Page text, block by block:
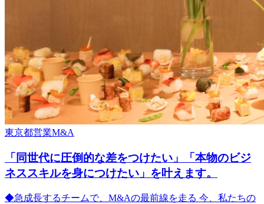
東京都営業M&A
「同世代に圧倒的な差をつけたい」「本物のビジ
ネススキルを身につけたい」を叶えます。
◆急成長するチームで、M&Aの最前線を走る 今、私たちの